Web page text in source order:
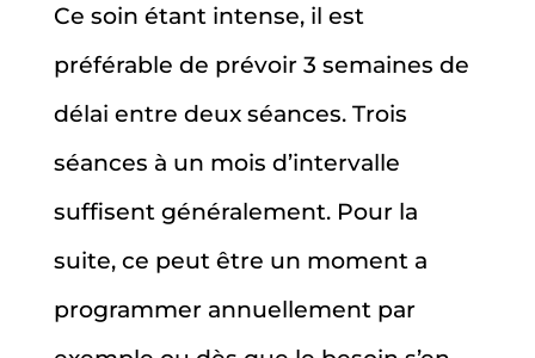
Ce soin étant intense, il est
préférable de prévoir 3 semaines de
délai entre deux séances. Trois
séances à un mois d’intervalle
suffisent généralement. Pour la
suite, ce peut être un moment a
programmer annuellement par